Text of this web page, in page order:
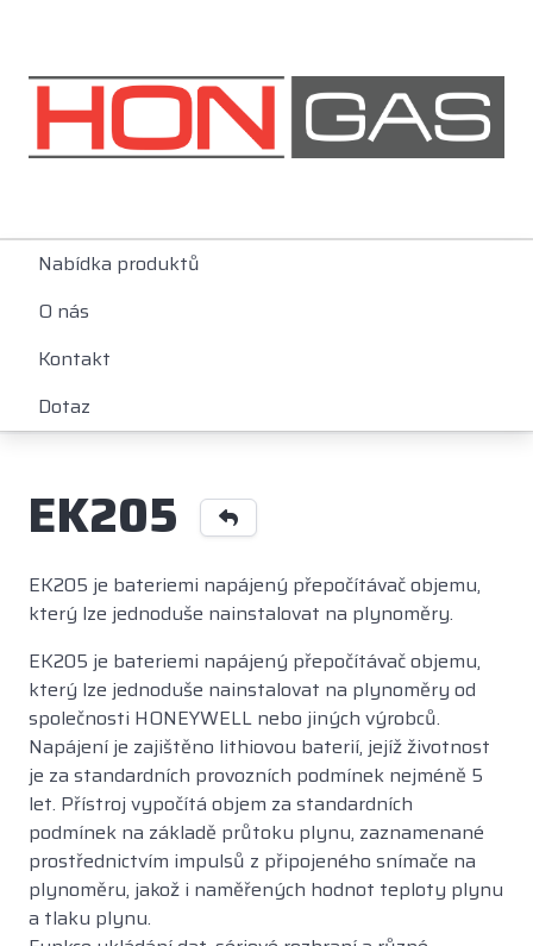
Nabídka produktů
O nás
Kontakt
Dotaz
EK205
EK205 je bateriemi napájený přepočítávač objemu,
který lze jednoduše nainstalovat na plynoměry.
EK205 je bateriemi napájený přepočítávač objemu,
který lze jednoduše nainstalovat na plynoměry od
společnosti HONEYWELL nebo jiných výrobců.
Napájení je zajištěno lithiovou baterií, jejíž životnost
je za standardních provozních podmínek nejméně 5
let. Přístroj vypočítá objem za standardních
podmínek na základě průtoku plynu, zaznamenané
prostřednictvím impulsů z připojeného snímače na
plynoměru, jakož i naměřených hodnot teploty plynu
a tlaku plynu.